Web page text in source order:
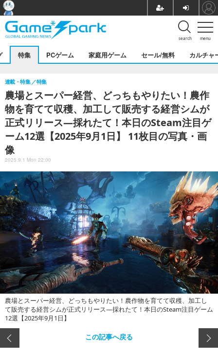
menu
search
特集 PCゲーム 家庭用ゲーム セール/無料 カルチャ
農場とスーパー経営、どっちもやりたい！農作
物を育てて収穫、加工して販売する経営シムが
正式リリース―採れたて！本日のSteam注目ゲ
ーム12選【2025年9月1日】 11枚目の写真・画
像
連載・特集 特集
2025.9.1 Mon 22:00
農場とスーパー経営、どっちもやりたい！農作物を育てて収穫、加工し
て販売する経営シムが正式リリース―採れたて！本日のSteam注目ゲーム
12選【2025年9月1日】
この記事へ戻る